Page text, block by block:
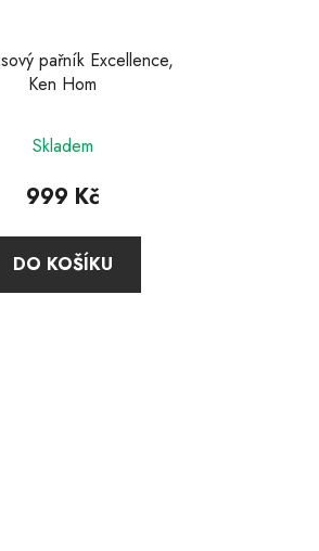
pařník Excellence,
Ken Hom
Skladem
999 Kč
DO KOŠÍKU